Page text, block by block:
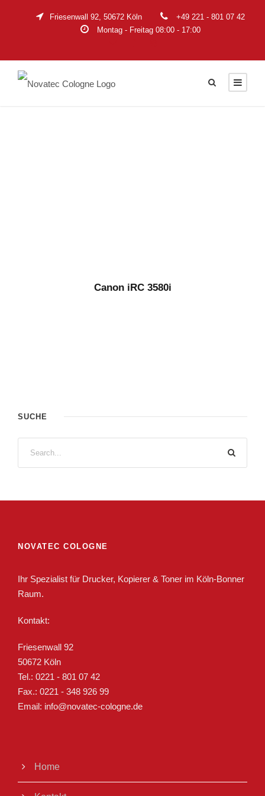
Friesenwall 92, 50672 Köln
+49 221 - 801 07 42
Montag - Freitag 08:00 - 17:00
Canon iRC 3580i
SUCHE
NOVATEC COLOGNE
Ihr Spezialist für Drucker, Kopierer & Toner im Köln-Bonner
Raum.
Kontakt:
Friesenwall 92
50672 Köln
Tel.: 0221 - 801 07 42
Fax.: 0221 - 348 926 99
Email: info@novatec-cologne.de
Home